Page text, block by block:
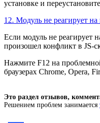
установке и
12. Модуль не реагирует
Если модуль не реагирует
произошел конфликт в JS-
Нажмите F12 на
браузерах Chrome, Opera,
Это раздел отзывов,
Решением проблем занимается